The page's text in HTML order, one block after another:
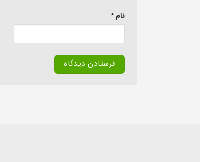
نام *